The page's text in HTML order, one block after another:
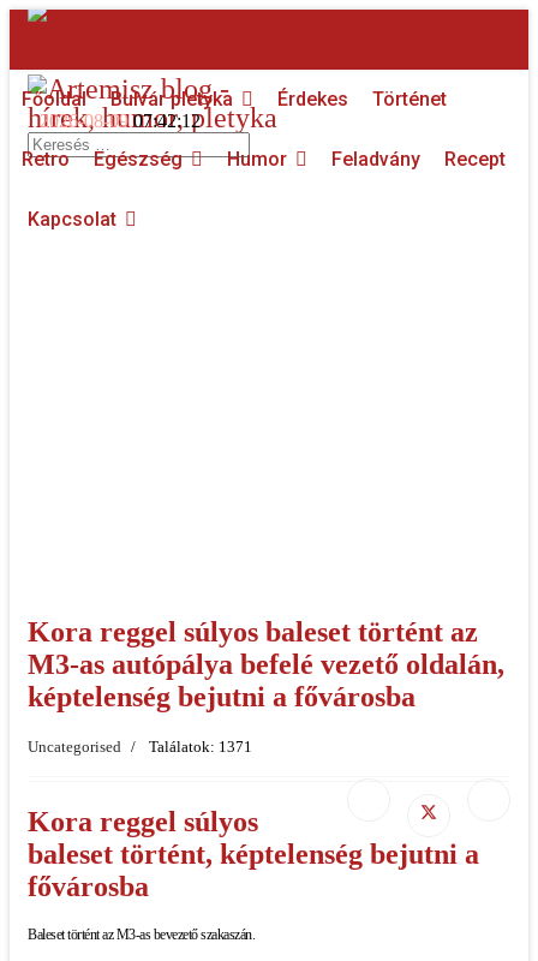
2026-08-09 07:42:12
Keresés...
Főoldal Bulvár pletyka Érdekes Történet
Retro Egészség Humor Feladvány Recept
Kapcsolat
Kora reggel súlyos baleset történt az
M3-as autópálya befelé vezető oldalán,
képtelenség bejutni a fővárosba
Uncategorised Találatok: 1371
Kora reggel súlyos
baleset történt, képtelenség bejutni a
fővárosba
Baleset történt az M3-as bevezető szakaszán.